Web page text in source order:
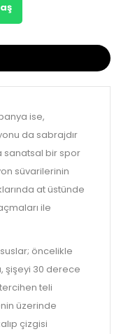
ise,
da sabrajdır
sanatsal bir spor
süvarilerinin
at üstünde
ile
öncelikle
şişeyi 30 derece
teli
üzerinde
çizgisi